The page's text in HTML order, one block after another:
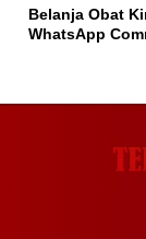
Belanja Obat
WhatsApp